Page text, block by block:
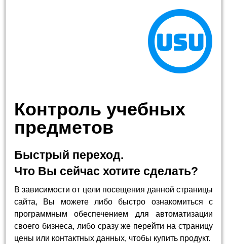
Контроль учебных
предметов
Быстрый переход.
Что Вы сейчас хотите сделать?
В зависимости от цели посещения данной страницы
сайта, Вы можете либо быстро ознакомиться с
программным обеспечением для автоматизации
своего бизнеса, либо сразу же перейти на страницу
цены или контактных данных, чтобы купить продукт.